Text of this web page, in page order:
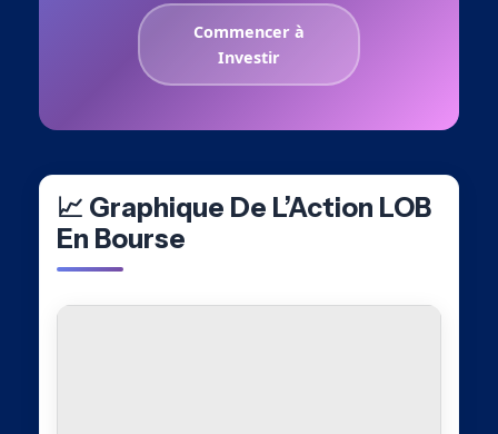
Commencer à
Investir
📈 Graphique De L’Action LOB
En Bourse